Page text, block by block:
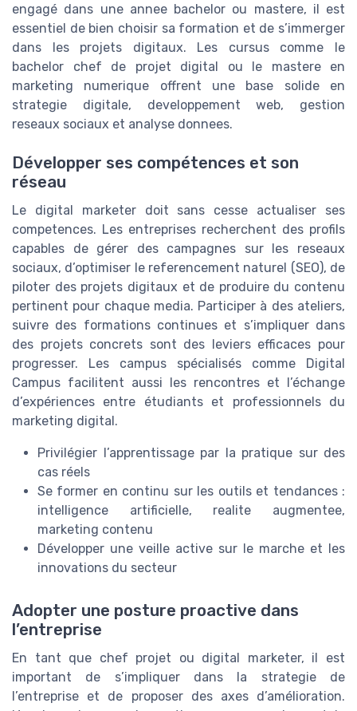
engagé dans une annee bachelor ou mastere, il est
essentiel de bien choisir sa formation et de s’immerger
dans les projets digitaux. Les cursus comme le
bachelor chef de projet digital ou le mastere en
marketing numerique offrent une base solide en
strategie digitale, developpement web, gestion
reseaux sociaux et analyse donnees.
Développer ses compétences et son
réseau
Le digital marketer doit sans cesse actualiser ses
competences. Les entreprises recherchent des profils
capables de gérer des campagnes sur les reseaux
sociaux, d’optimiser le referencement naturel (SEO), de
piloter des projets digitaux et de produire du contenu
pertinent pour chaque media. Participer à des ateliers,
suivre des formations continues et s’impliquer dans
des projets concrets sont des leviers efficaces pour
progresser. Les campus spécialisés comme Digital
Campus facilitent aussi les rencontres et l’échange
d’expériences entre étudiants et professionnels du
marketing digital.
Privilégier l’apprentissage par la pratique sur des
cas réels
Se former en continu sur les outils et tendances :
intelligence artificielle, realite augmentee,
marketing contenu
Développer une veille active sur le marche et les
innovations du secteur
Adopter une posture proactive dans
l’entreprise
En tant que chef projet ou digital marketer, il est
important de s’impliquer dans la strategie de
l’entreprise et de proposer des axes d’amélioration.